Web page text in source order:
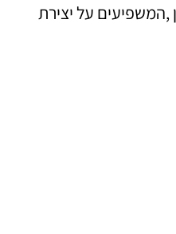
על יצירת